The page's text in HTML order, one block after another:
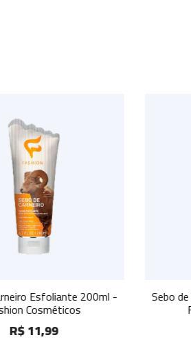
Esfoliante 200ml -
Cosméticos
R$ 11,99
Sebo